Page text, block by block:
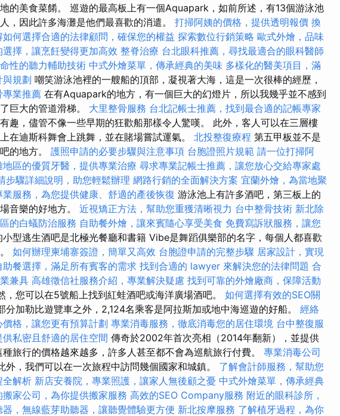
的美食菜餚。 巡遊的最高板上有一個Aquapark，如前所述，有13個游泳池
，因此許多海灘是他們最喜歡的消遣。 打掃阿姨的價格，提供透明報價 換
如何選擇合適的法律顧問，確保您的權益 探索數位行銷策略 歐式外燴，品味
選擇，讓烹飪變得更加高效 整脊治療 台北眼科推薦，尋找最適合的眼科醫師
性的聽力輔助技術 中式外燴菜單，傳承經典的美味 多樣化的醫美項目，滿
與規劃 嘲笑游泳池裡的一艘船的頂部，凝視著大海，這是一次很棒的經歷，
專業推薦 在有Aquapark的地方，有一個巨大的幻燈片，所以我幾乎並不感到
巨大的管道滑梯。 大里整骨服務 台北記帳士推薦，找到最合適的記帳專家
趣，儘管不像一些早期的狂歡船那樣令人驚嘆。 此外，客人可以在三層樓
在迪斯科舞會上跳舞，並在賭場嘗試運氣。 北投整復療程 第五甲板並不是
的地方。 護照申請的必要步驟與注意事項 台胞證照片規範 請一位打掃阿
地區的優質牙醫，提供專業治療 尋求專業記帳士推薦，讓您放心交給專家處
步驟詳細說明，助您輕鬆辦理 網路行銷的全面解決方案 宜蘭外燴，為當地聚
業服務，為您提供健康、舒適的產後恢復 游泳池上有許多酒吧，第三板上的
音樂的好地方。 近視矯正方法，幫助您重獲清晰視力 台中整骨技術 新北除
的白蟻防治服務 自助餐外燴，讓來賓隨心享受美食 免費寫訴狀服務，讓您
小型逃生酒吧是北極光餐廳和書籍 Vibe是舞蹈俱樂部的名字，每個人都喜歡
如何辦理柬埔寨簽證，簡單又高效 台胞證申請的完整步驟 居家設計，實現
助餐選擇，滿足所有賓客的需求 找到合適的 lawyer 來解決您的法律問題 合
兼具 高雄徵信社服務介紹，專業解決疑慮 找到可靠的外燴廠商，保障活動
，您可以在5號船上找到紅蛙酒吧或海洋廣場酒吧。 如何選擇有效的SEO關
分加勒比遊覽車之外，2,124名乘客是阿拉斯加或地中海巡遊的好船。 經絡
格，讓您更有預算計劃 專業消毒服務，徹底消毒您的居住環境 台中整復服
私密且舒適的居住空間 傳奇於2002年首次亮相（2014年翻新），並提供
旅行的價格越來越多，許多人甚至都不會為巡航旅行付費。 專業消毒公司
外，我們可以在一次旅程中訪問幾個國家和城鎮。 了解會計師服務，幫助您
全解析 新店安養院，專業照護，讓家人無後顧之憂 中式外燴菜單，傳承經典
家公司，為你提供搬家服務 高效的SEO Company服務 附近的眼科診所，
器，無線藍芽助聽器，讓聽覺體驗更方便 新北按摩服務 了解植牙過程，為你